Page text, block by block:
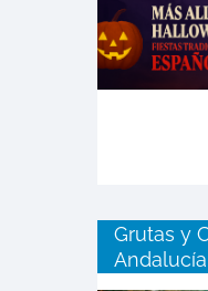
Grutas y
Andalucía